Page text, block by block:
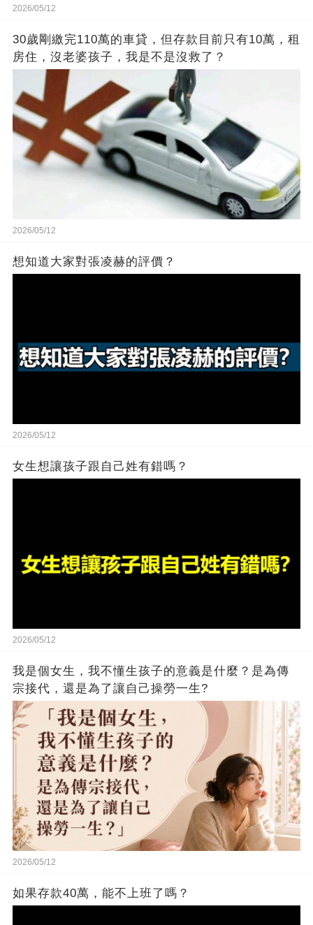
2026/05/12
30歲剛繳完110萬的車貸，但存款目前只有10萬，租
房住，沒老婆孩子，我是不是沒救了？
2026/05/12
想知道大家對張凌赫的評價？
2026/05/12
女生想讓孩子跟自己姓有錯嗎？
2026/05/12
我是個女生，我不懂生孩子的意義是什麼？是為傳
宗接代，還是為了讓自己操勞一生?
2026/05/12
如果存款40萬，能不上班了嗎？